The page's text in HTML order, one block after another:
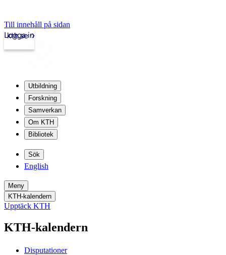
Till innehåll på sidan
kth.se
Logga in
Utbildning
Forskning
Samverkan
Om KTH
Bibliotek
Sök
English
Meny
KTH-kalendern
Upptäck KTH
KTH-kalendern
Disputationer